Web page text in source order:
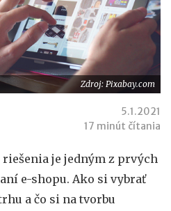
Zdroj: Pixabay.com
5.1.2021
17 minút čítania
je jedným z prvých
e-shopu. Ako si vybrať
a čo si na tvorbu